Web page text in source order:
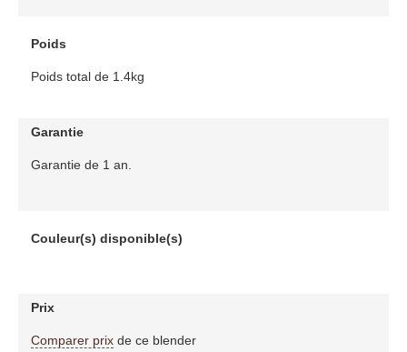
Poids
Poids total de 1.4kg
Garantie
Garantie de 1 an.
Couleur(s) disponible(s)
Prix
Comparer prixde ce blender